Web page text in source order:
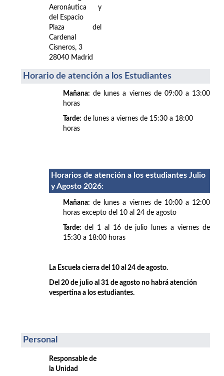
Aeronáutica y
del Espacio
Plaza del
Cardenal
Cisneros, 3
28040 Madrid
Horario de atención a los Estudiantes
Mañana: de lunes a viernes de 09:00 a 13:00
horas
Tarde: de lunes a viernes de 15:30 a 18:00
horas
Horarios de atención a los estudiantes Julio
y Agosto 2026:
Mañana: de lunes a viernes de 10:00 a 12:00
horas excepto del 10 al 24 de agosto
Tarde: del 1 al 16 de julio lunes a viernes de
15:30 a 18:00 horas
La Escuela cierra del 10 al 24 de agosto.
Del 20 de julio al 31 de agosto no habrá atención
vespertina a los estudiantes.
Personal
Responsable de
la Unidad